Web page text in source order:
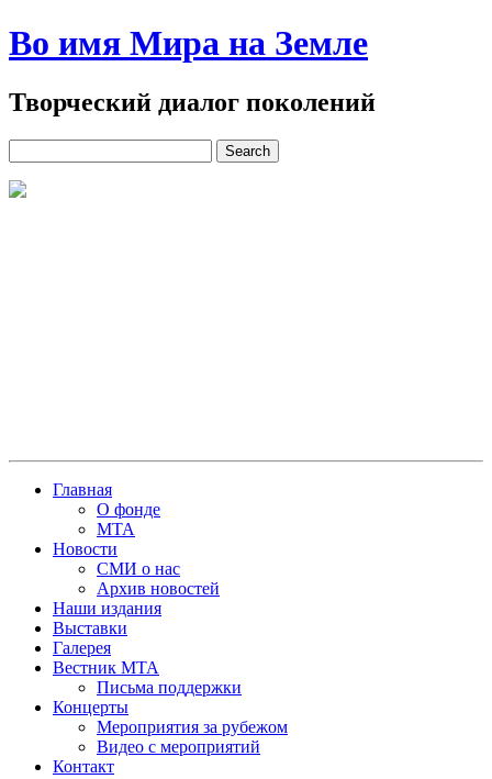
Во имя Мира на Земле
Творческий диалог поколений
Главная
О фонде
МТА
Новости
СМИ о нас
Архив новостей
Наши издания
Выставки
Галерея
Вестник МТА
Письма поддержки
Концерты
Мероприятия за рубежом
Видео с мероприятий
Контакт